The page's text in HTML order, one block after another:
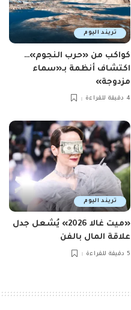
تريند اليوم
كواكب من «حرب النجوم»…
اكتشاف أنظمة بـ«سماء
مزدوجة»
4 دقيقة للقراءة
تريند اليوم
«ميت غالا 2026» يُشعل جدل
علاقة المال بالفن
5 دقيقة للقراءة